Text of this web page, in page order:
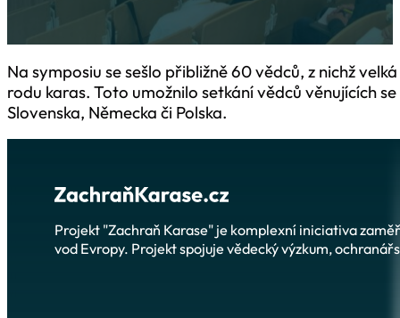
Na symposiu se sešlo přibližně 60 vědců, z nichž
rodu karas. Toto umožnilo setkání vědců věnujících
Slovenska, Německa či Polska.
Projekt "Zachraň Karase" je komplexní iniciativa
vod Evropy. Projekt spojuje vědecký výzkum,